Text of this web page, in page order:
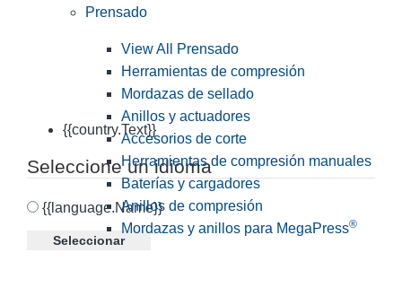
{{country.Text}}
Seleccione un idioma
{{language.Name}}
Seleccionar
Prensado
View All Prensado
Herramientas de compresión
Mordazas de sellado
Anillos y actuadores
Accesorios de corte
Herramientas de compresión manuales
Baterías y cargadores
Anillos de compresión
Mordazas y anillos para MegaPress®